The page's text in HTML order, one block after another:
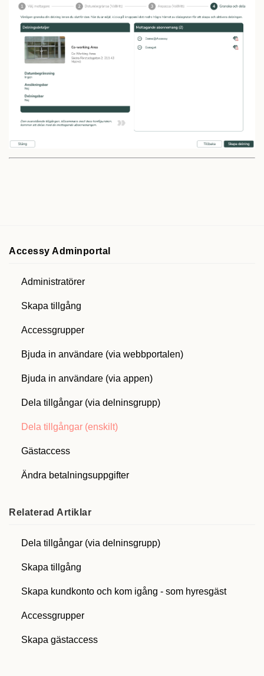
Accessy Adminportal
Administratörer
Skapa tillgång
Accessgrupper
Bjuda in användare (via webbportalen)
Bjuda in användare (via appen)
Dela tillgångar (via delninsgrupp)
Dela tillgångar (enskilt)
Gästaccess
Ändra betalningsuppgifter
Relaterad Artiklar
Dela tillgångar (via delninsgrupp)
Skapa tillgång
Skapa kundkonto och kom igång - som hyresgäst
Accessgrupper
Skapa gästaccess